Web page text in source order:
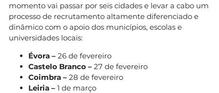
momento vai passar por seis cidades e levar a cabo um
processo de recrutamento altamente diferenciado e
dinâmico com o apoio dos municípios, escolas e
universidades locais:
Évora – 26 de fevereiro
Castelo Branco – 27 de fevereiro
Coimbra – 28 de fevereiro
Leiria – 1 de março